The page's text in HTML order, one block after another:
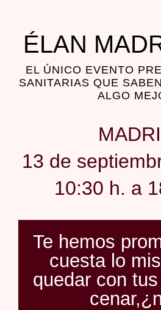
ÉLAN
EL ÚNICO EVENTO
SANITARIAS QUE
ALGO
13 de
10:30 h. a
Te hemos
cuesta lo
quedar con